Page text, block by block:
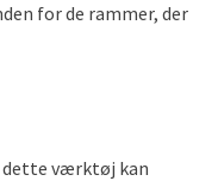
for de rammer, der
dette værktøj kan